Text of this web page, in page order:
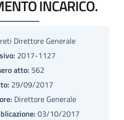
INCARICO.
Direttore Generale
2017-1127
atto: 562
29/09/2017
Direttore Generale
03/10/2017